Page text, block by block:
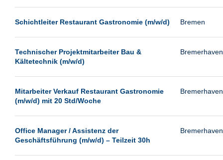
Schichtleiter Restaurant Gastronomie (m/w/d) Bremen
Technischer Projektmitarbeiter Bau &
Kältetechnik (m/w/d)
Bremerhaven
Mitarbeiter Verkauf Restaurant Gastronomie
(m/w/d) mit 20 Std/Woche
Bremerhaven
Office Manager / Assistenz der
Geschäftsführung (m/w/d) – Teilzeit 30h
Bremerhaven